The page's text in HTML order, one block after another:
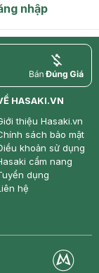
nhập
price
HASAKI.VN
thiệu Hasaki.vn
sách bảo mật
khoản sử dụng
cẩm nang
dụng
hệ